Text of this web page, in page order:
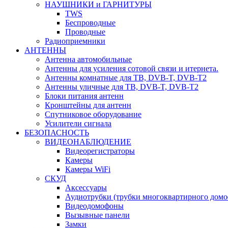
НАУШНИКИ и ГАРНИТУРЫ
TWS
Беспроводные
Проводные
Радиоприемники
АНТЕННЫ
Антенна автомобильные
Антенны для усиления сотовой связи и итернета.
Антенны комнатные для ТВ, DVB-T, DVB-T2
Антенны уличные для ТВ, DVB-T, DVB-T2
Блоки питания антенн
Кронштейны для антенн
Спутниковое оборудование
Усилители сигнала
БЕЗОПАСНОСТЬ
ВИДЕОНАБЛЮДЕНИЕ
Видеорегистраторы
Камеры
Камеры WiFi
СКУД
Аксессуары
Аудиотрубки (трубки многоквартирного
Видеодомофоны
Вызывные панели
Замки